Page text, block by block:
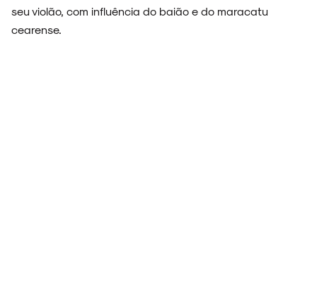
seu violão, com influência do baião e do maracatu
cearense.